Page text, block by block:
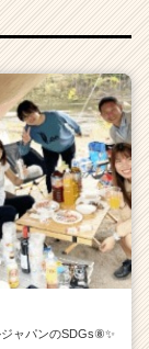
ャパンのSDGs⑧✨